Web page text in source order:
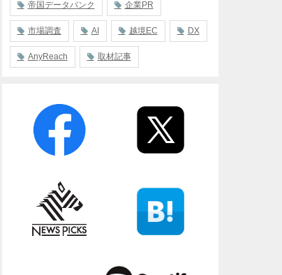
帝国データバンク 企業PR
市場調査 AI 越境EC DX
AnyReach 取材記事